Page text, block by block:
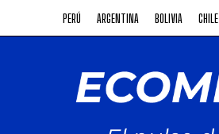
PERÚ ARGENTINA BOLIVIA CHILE